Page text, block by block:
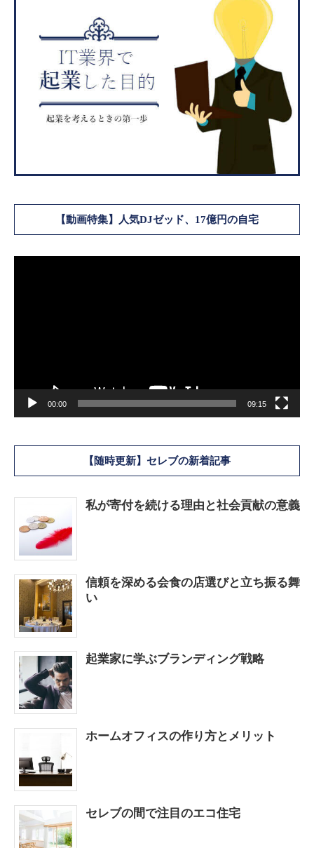
【動画特集】人気DJゼッド、17億円の自宅
00:00 09:15
【随時更新】セレブの新着記事
私が寄付を続ける理由と社会貢献の意義
信頼を深める会食の店選びと立ち振る舞
い
起業家に学ぶブランディング戦略
ホームオフィスの作り方とメリット
セレブの間で注目のエコ住宅